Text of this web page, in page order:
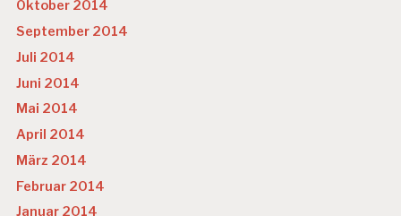
Oktober 2014
September 2014
Juli 2014
Juni 2014
Mai 2014
April 2014
März 2014
Februar 2014
Januar 2014